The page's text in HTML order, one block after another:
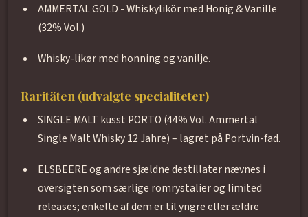
AMMERTAL GOLD - Whiskylikör med Honig & Vanille
(32% Vol.)
Whisky-likør med honning og vanilje.
Raritäten (udvalgte specialiteter)
SINGLE MALT küsst PORTO (44% Vol. Ammertal
Single Malt Whisky 12 Jahre) – lagret på Portvin-fad.
ELSBEERE og andre sjældne destillater nævnes i
oversigten som særlige romrystalier og limited
releases; enkelte af dem er til yngre eller ældre